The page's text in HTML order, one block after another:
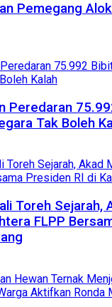
Pemegang
Peredaran
Tak Boleh
Toreh Sejarah,
FLPP